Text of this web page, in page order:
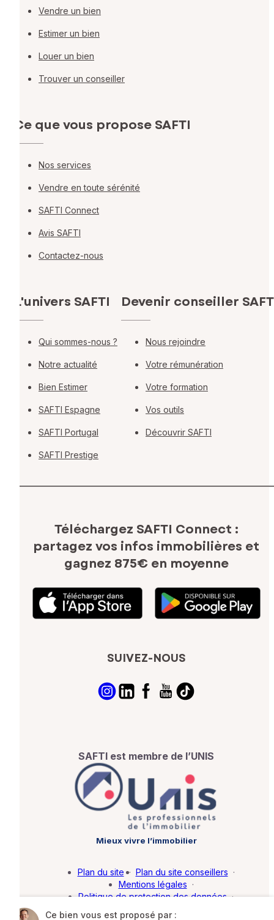
Ce bien vous est proposé par :
Vendre un bien
Estimer un bien
Louer un bien
Trouver un conseiller
Ce que vous propose SAFTI
Nos services
Vendre en toute sérénité
SAFTI Connect
Avis SAFTI
Contactez-nous
L'univers SAFTI
Qui sommes-nous ?
Notre actualité
Bien Estimer
SAFTI Espagne
SAFTI Portugal
SAFTI Prestige
Devenir conseiller
Nous rejoindre
Votre rémunération
Votre formation
Vos outils
Découvrir SAFTI
Téléchargez SAFTI Connect :
partagez vos infos immobilières et
gagnez 875€ en moyenne
SUIVEZ-NOUS
SAFTI est membre de l’UNIS
Mieux vivre l’immobilier
Plan du site · Plan du site conseillers ·
Mentions légales ·
Politique de protection des données ·